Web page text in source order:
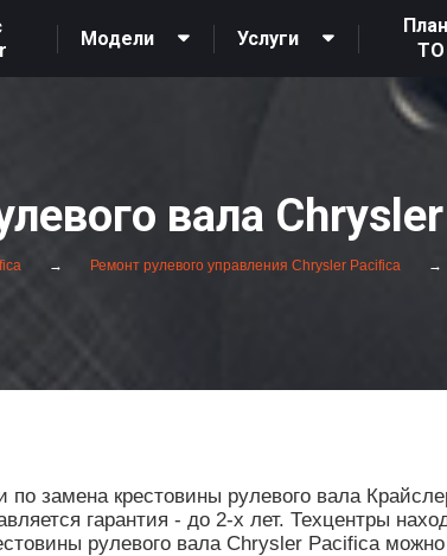
Модели Услуги
ТО
вала
Ремонт рулевого управления Chrysler Pacifica
замена крестовины рулевого вала
гарантия - до 2-х лет. Техцентры
рулевого вала Chrysler Pacifica